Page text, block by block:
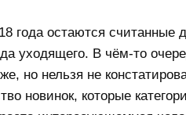
года остаются считанные
уходящего. В чём-то
но нельзя не
новинок, которые